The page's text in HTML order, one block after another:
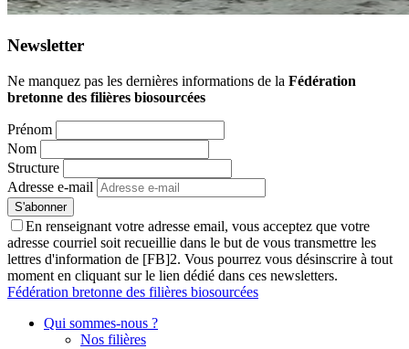
Newsletter
Ne manquez pas les dernières informations de la Fédération
bretonne des filières biosourcées
Prénom
Nom
Structure
Adresse e-mail
En renseignant votre adresse email, vous acceptez que votre
adresse courriel soit recueillie dans le but de vous transmettre les
lettres d'information de [FB]2. Vous pourrez vous désinscrire à tout
moment en cliquant sur le lien dédié dans ces newsletters.
Fédération bretonne des filières biosourcées
Qui sommes-nous ?
Nos filières